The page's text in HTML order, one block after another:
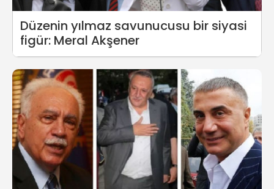
Düzenin yılmaz savunucusu bir siyasi
figür: Meral Akşener